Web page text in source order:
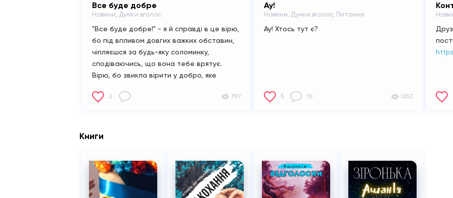
Все буде добре
Новини, Думки вголос
"Все буде добре!" - я й справді в це вірю,
бо під впливом довгих важких обставин,
чіпляєшся за будь-яку соломинку,
сподіваючись, що вона тебе врятує.
Вірю, бо звикла вірити у добро, яке
віри, нічого не залишилося...
2 397
Ау!
Новини, Думки вголос, Питання
Ау! Хтось тут є?
5 10 1652
Книги